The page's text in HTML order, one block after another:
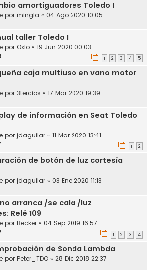
amortiguadores Toledo I
por mingla « 04 Ago 2020 10:05
taller Toledo I
por Oxlo « 19 Jun 2020 00:03
1 2 3 4 5
caja multiuso en vano motor
por 3tercios « 17 Mar 2020 19:39
de información en Seat Toledo
por jdaguilar « 11 Mar 2020 13:41
1 2
de botón de luz cortesía
por jdaguilar « 03 Ene 2020 11:13
no arranca /se cala /luz
Relé 109
por Becker « 04 Sep 2019 16:57
1 2 3 4
de Sonda Lambda
por Peter_TDO « 28 Dic 2018 22:37